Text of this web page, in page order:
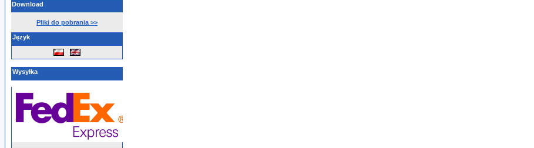
Download
Pliki do pobrania >>
Język
Wysyłka